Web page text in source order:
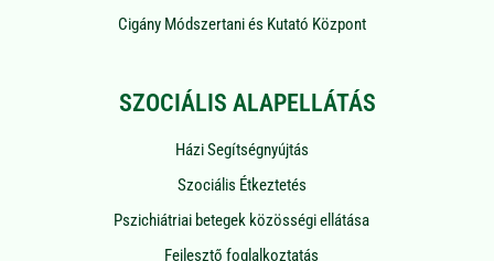
Cigány Módszertani és Kutató Központ
SZOCIÁLIS ALAPELLÁTÁS
Házi Segítségnyújtás
Szociális Étkeztetés
Pszichiátriai betegek közösségi ellátása
Fejlesztő foglalkoztatás